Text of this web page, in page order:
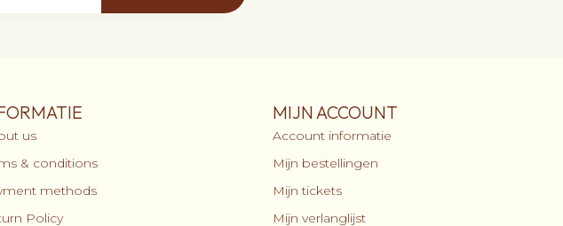
us
& conditions
methods
Policy
MIJN ACCOUNT
Account informatie
Mijn bestellingen
Mijn tickets
Mijn verlanglijst